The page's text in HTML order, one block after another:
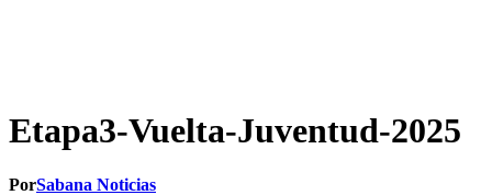
Etapa3-Vuelta-Juventud-2025
PorSabana Noticias